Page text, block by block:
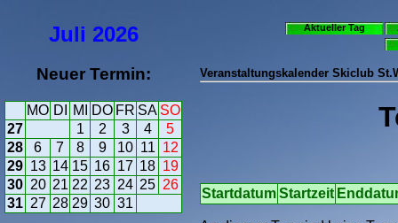
Juli 2026
Neuer Termin:
MO DI MI DO FR SA SO
27
1 2 3 4
5
28
6 7 8 9 10 11 12
29 13 14 15 16 17 18 19
30 20 21 22 23 24 25 26
31 27 28 29 30 31
Aktueller Tag
Veranstaltungskalender Skiclub
StartdatumStartzeit